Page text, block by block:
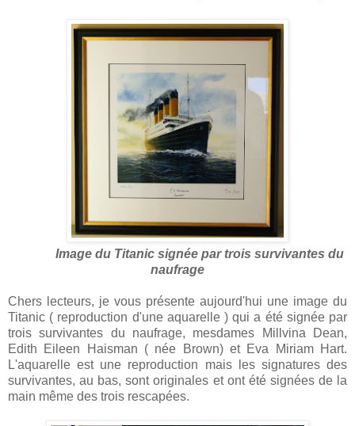
Image du Titanic signée par trois survivantes du
naufrage
Chers lecteurs, je vous présente aujourd'hui une image du
Titanic ( reproduction d'une aquarelle ) qui a été signée par
trois survivantes du naufrage, mesdames Millvina Dean,
Edith Eileen Haisman ( née Brown) et Eva Miriam Hart.
L'aquarelle est une reproduction mais les signatures des
survivantes, au bas, sont originales et ont été signées de la
main même des trois rescapées.